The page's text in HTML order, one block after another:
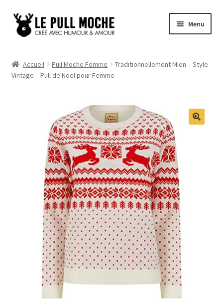
Aller
Aller
au
Menu
Pull Noël Femme
Pull Enfant
Pull Noël Promo
Accueil Pull Moche Femme
Traditionnellement Mien – Style
Vintage – Pull de Noël pour Femme